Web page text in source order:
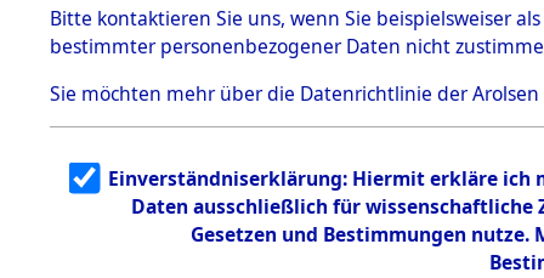
1.2.9.2
Effekten aus
dem KZ
Bayerisches
1.2.9.3
Effekten aus
dem KZ
Neuengamm
Bitte kontaktieren Sie uns, wenn Sie beispielsweiser
bestimmter personenbezogener Daten nicht
Sie möchten mehr über die Datenrichtlinie der Arolsen
Einverständniserklärung: Hiermit erkläre ich
Daten ausschließlich für
Gesetzen und Bestimmungen nutze.